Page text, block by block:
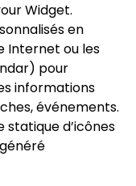
Widget.
en
Internet ou les
pour
informations
événements.
statique d’icônes